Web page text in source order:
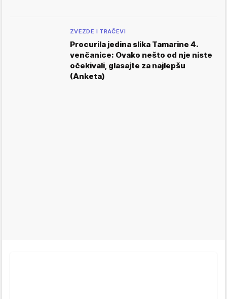
ZVEZDE I TRAČEVI
Procurila jedina slika Tamarine 4.
venčanice: Ovako nešto od nje niste
očekivali, glasajte za najlepšu
(Anketa)